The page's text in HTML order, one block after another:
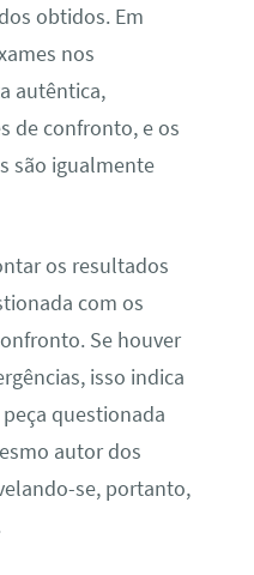
obtidos. Em
nos
autêntica,
de confronto, e os
são igualmente
os resultados
com os
Se houver
isso indica
questionada
autor dos
se, portanto,